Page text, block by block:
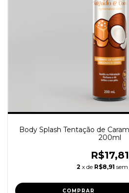
Body Splash Tentação de
200ml
R$17,81
2 x de R$8,91